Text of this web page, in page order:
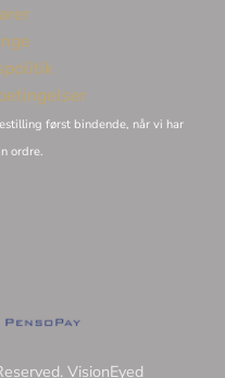
først bindende, når vi har
ordre.
VisionEyed